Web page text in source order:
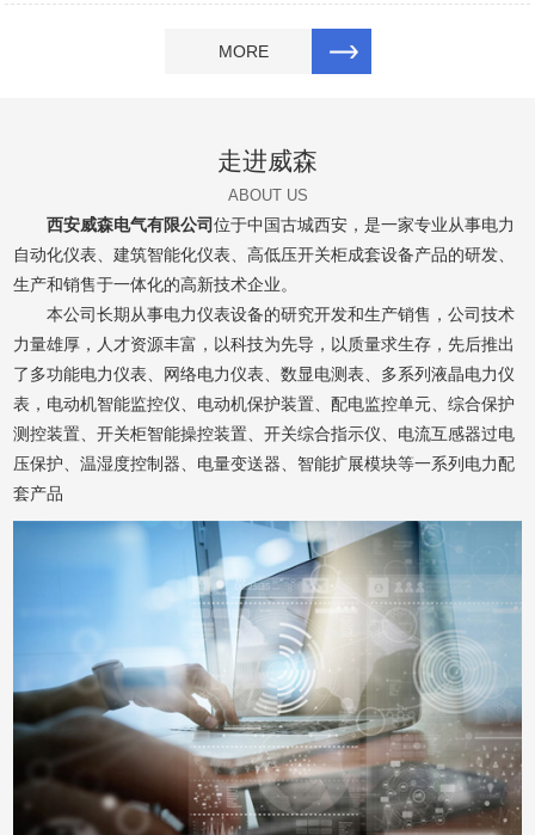
MORE
走进威森
ABOUT US
西安威森电气有限公司位于中国古城西安，是一家专业从事电力
自动化仪表、建筑智能化仪表、高低压开关柜成套设备产品的研发、
生产和销售于一体化的高新技术企业。
本公司长期从事电力仪表设备的研究开发和生产销售，公司技术
力量雄厚，人才资源丰富，以科技为先导，以质量求生存，先后推出
了多功能电力仪表、网络电力仪表、数显电测表、多系列液晶电力仪
表，电动机智能监控仪、电动机保护装置、配电监控单元、综合保护
测控装置、开关柜智能操控装置、开关综合指示仪、电流互感器过电
压保护、温湿度控制器、电量变送器、智能扩展模块等一系列电力配
套产品